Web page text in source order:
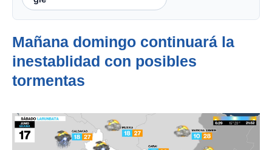
Mañana domingo continuará la
inestablidad con posibles
tormentas